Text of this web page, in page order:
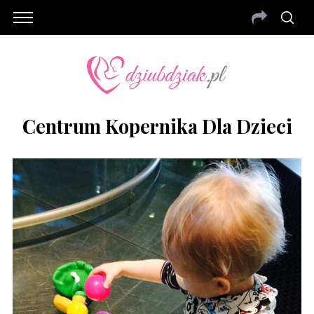
Centrum Kopernika Dla Dzieci
S
e